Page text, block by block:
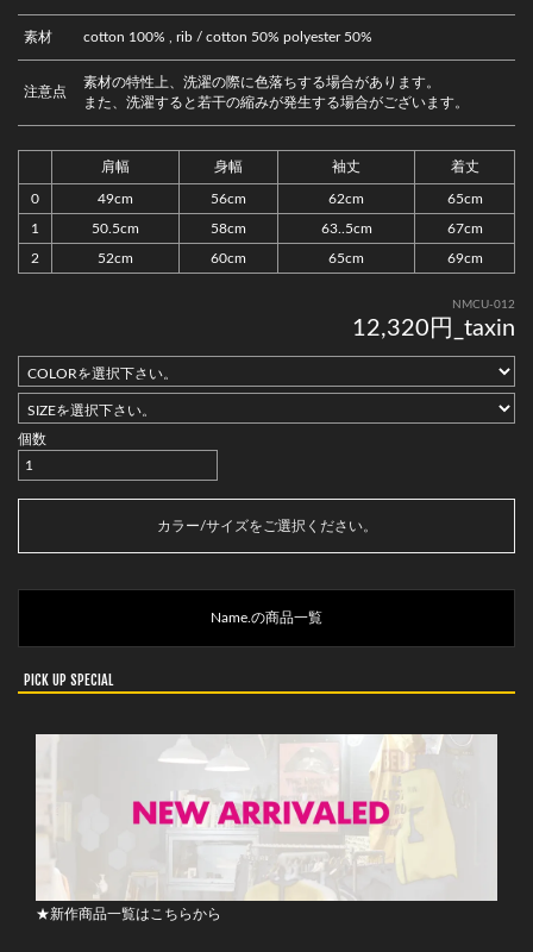
素材 cotton 100% , rib / cotton 50% polyester 50%
注意点
素材の特性上、洗濯の際に色落ちする場合があります。
また、洗濯すると若干の縮みが発生する場合がございます。
肩幅 身幅 袖丈 着丈
0 49cm 56cm 62cm 65cm
1 50.5cm 58cm 63..5cm 67cm
2 52cm 60cm 65cm 69cm
NMCU-012
12,320円_taxin
個数
カートに入れる
カラー/サイズをご選択ください。
Name.の商品一覧
PICK UP SPECIAL
★新作商品一覧はこちらから